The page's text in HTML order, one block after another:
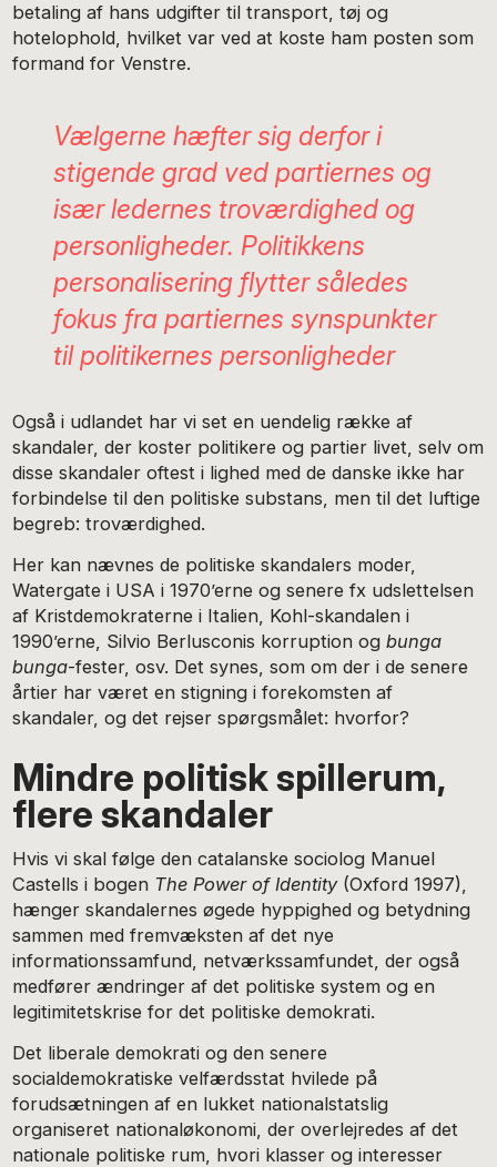
betaling af hans udgifter til transport, tøj og
hotelophold, hvilket var ved at koste ham posten som
formand for Venstre.
Vælgerne hæfter sig derfor i
stigende grad ved partiernes og
især ledernes troværdighed og
personligheder. Politikkens
personalisering flytter således
fokus fra partiernes synspunkter
til politikernes personligheder
Også i udlandet har vi set en uendelig række af
skandaler, der koster politikere og partier livet, selv om
disse skandaler oftest i lighed med de danske ikke har
forbindelse til den politiske substans, men til det luftige
begreb: troværdighed.
Her kan nævnes de politiske skandalers moder,
Watergate i USA i 1970’erne og senere fx udslettelsen
af Kristdemokraterne i Italien, Kohl-skandalen i
1990’erne, Silvio Berlusconis korruption ogbunga
bunga-fester, osv. Det synes, som om der i de senere
årtier har været en stigning i forekomsten af
skandaler, og det rejser spørgsmålet: hvorfor?
Mindre politisk spillerum,
flere skandaler
Hvis vi skal følge den catalanske sociolog Manuel
Castells i bogen The Power of Identity(Oxford 1997),
hænger skandalernes øgede hyppighed og betydning
sammen med fremvæksten af det nye
informationssamfund, netværkssamfundet, der også
medfører ændringer af det politiske system og en
legitimitetskrise for det politiske demokrati.
Det liberale demokrati og den senere
socialdemokratiske velfærdsstat hvilede på
forudsætningen af en lukket nationalstatslig
organiseret nationaløkonomi, der overlejredes af det
nationale politiske rum, hvori klasser og interesser